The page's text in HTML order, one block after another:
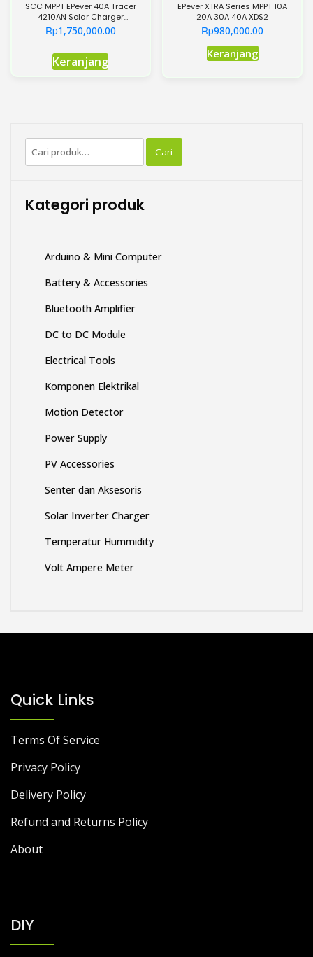
SCC MPPT EPever 40A Tracer
4210AN Solar Charger
Controller
Rp1,750,000.00
Keranjang
EPever XTRA Series MPPT 10A
20A 30A 40A XDS2
Rp980,000.00
KeranjangProduk
Pencarian
untuk:
Cari
Kategori produk
Arduino & Mini Computer
Battery & Accessories
Bluetooth Amplifier
DC to DC Module
Electrical Tools
Komponen Elektrikal
Motion Detector
Power Supply
PV Accessories
Senter dan Aksesoris
Solar Inverter Charger
Temperatur Hummidity
Volt Ampere Meter
Quick Links
Terms Of Service
Privacy Policy
Delivery Policy
Refund and Returns Policy
About
DIY